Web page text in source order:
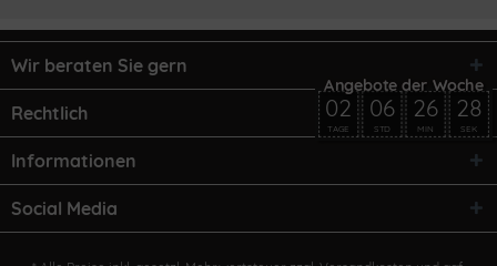
Wir beraten Sie gern
Rechtlich
Informationen
Social Media
02
TAGE
06
STD
26
MIN
28
SEK